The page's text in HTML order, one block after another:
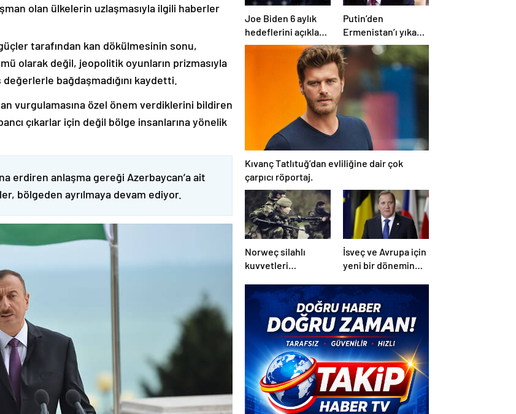
olan ülkelerin uzlaşmasıyla ilgili haberler
tarafından kan dökülmesinin sonu,
olarak değil, jeopolitik oyunların prizmasıyla
değerlerle bağdaşmadığını kaydetti.
vurgulamasına özel önem verdiklerini bildiren
çıkarlar için değil bölge insanlarına yönelik
erdiren anlaşma gereği Azerbaycan’a ait
bölgeden ayrılmaya devam ediyor.
Joe Biden 6 aylık
hedeflerini açıkladı.
Senato buz gibi…
Putin’den
Ermenistan’ı yıkan
açıklama: Karabağ
Azerbaycan’ın
ayrılmaz bir
parçasıdır!
Kıvanç Tatlıtuğ’dan evliliğine dair çok
çarpıcı röportaj.
Norweç silahlı
kuvvetleri
özel kuvvetler
eğitimlerini
başlattı.
İsveç ve Avrupa için
yeni bir dönemin
kararlar.